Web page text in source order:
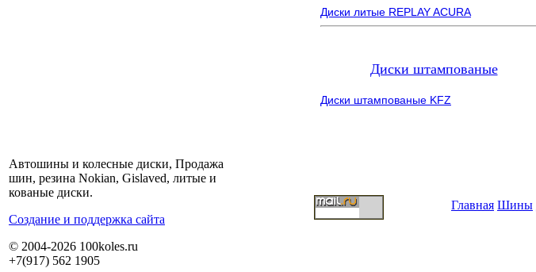
Диски литые REPLAY ACURA
Диски штампованые
Диски штампованые KFZ
Автошины и колесные диски, Продажа
шин, резина Nokian, Gislaved, литые и
кованые диски.
Cоздание и поддержка сайта
© 2004-2026 100koles.ru
+7(917) 562 1905
Главная Шины